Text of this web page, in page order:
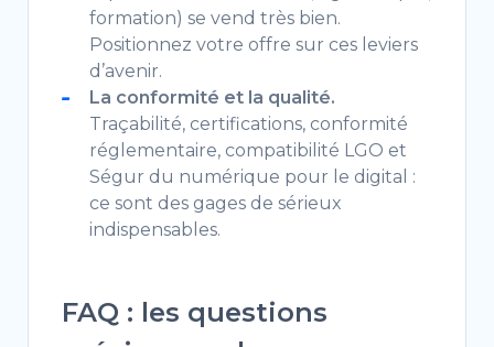
formation) se vend très bien.
Positionnez votre offre sur ces leviers
d’avenir.
La conformité et la qualité.
Traçabilité, certifications, conformité
réglementaire, compatibilité LGO et
Ségur du numérique pour le digital :
ce sont des gages de sérieux
indispensables.
FAQ : les questions